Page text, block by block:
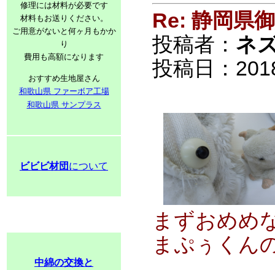
修理には材料が必要です
材料もお送りください。
ご用意がないと何ヶ月もかか
り
費用も高額になります
おすすめ生地屋さん
和歌山県 ファーボア工場
和歌山県 サンプラス
ビビビ材団 について
中綿の交換と
Re: 静岡県
投稿者： ネ
投稿日：
まずおめめ
まぷぅくん